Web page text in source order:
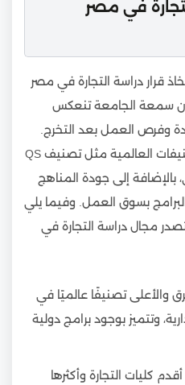
في مصر
قرار دراسة التجارة في مصر
سمعة الجامعة تنعكس
وفرص العمل بعد التخرج.
ويعتمد هذا الترتيب على التصنيفات العالمية مثل تصنيف QS
بالإضافة إلى جودة المناهج
بسوق العمل. وفيما يلي
مجال دراسة التجارة في
والأعلى تصنيفًا عالميًا في
وتتميز بوجود برامج دولية
كليات التجارة وأكثرها